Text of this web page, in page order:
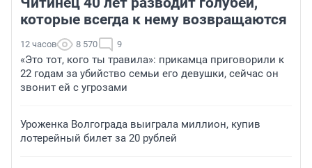
которые всегда к нему возвращаются
12 часов 8 570 9
«Это тот, кого ты травила»: прикамца приговорили к
22 годам за убийство семьи его девушки, сейчас он
звонит ей с угрозами
Уроженка Волгограда выиграла миллион, купив
лотерейный билет за 20 рублей